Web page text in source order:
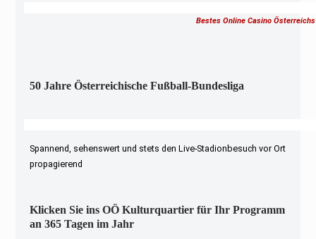
Bestes Online Casino Österreichs
50 Jahre Österreichische Fußball-Bundesliga
Spannend, sehenswert und stets den Live-Stadionbesuch vor Ort
propagierend
Klicken Sie ins OÖ Kulturquartier für Ihr Programm
an 365 Tagen im Jahr